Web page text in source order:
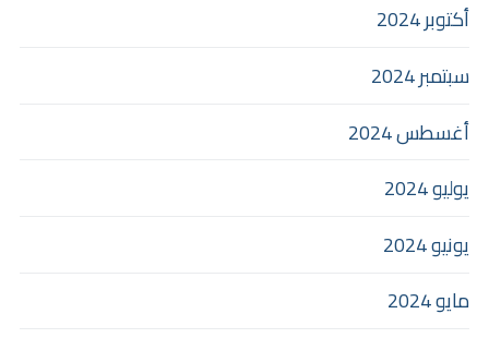
أكتوبر 2024
سبتمبر 2024
أغسطس 2024
يوليو 2024
يونيو 2024
مايو 2024